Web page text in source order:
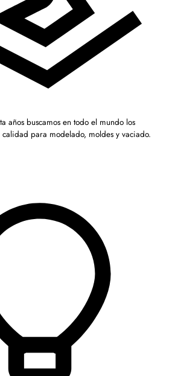
años buscamos en todo el mundo los
para modelado, moldes y vaciado.